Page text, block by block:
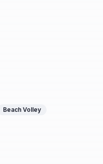
Beach Volley